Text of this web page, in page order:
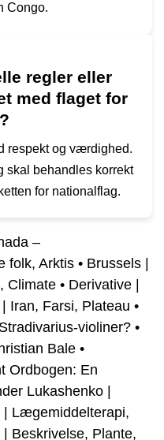
Congo.
regler eller
med flaget for
respekt og værdighed.
skal behandles korrekt
for nationalflag.
–
folk, Arktis • Brussels |
Climate • Derivative |
Iran, Farsi, Plateau •
violiner? •
Bale •
Ordbogen: En
Lukashenko |
| Lægemiddelterapi,
| Beskrivelse, Plante,